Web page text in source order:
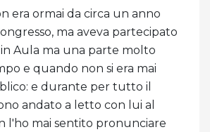
era ormai da circa un anno
ma aveva partecipato
Aula ma una parte molto
e quando non si era mai
e durante per tutto il
andato a letto con lui al
l'ho mai sentito pronunciare